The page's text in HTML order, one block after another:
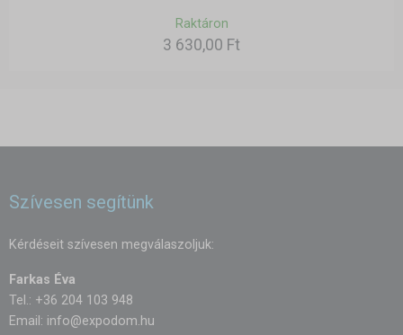
Raktáron
3 630,00 Ft
Szívesen segítünk
Kérdéseit szívesen megválaszoljuk:
Farkas Éva
Tel.: +36 204 103 948
Email: info@expodom.hu